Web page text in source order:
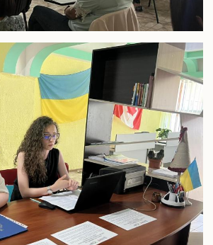
досліджень
діяльності молодих вчених
рада Д70.895.02
рада К 70.895.02
рада К 70.895.01
даних
ради для захисту дисертацій на здобуття
заходи
наукової звітності